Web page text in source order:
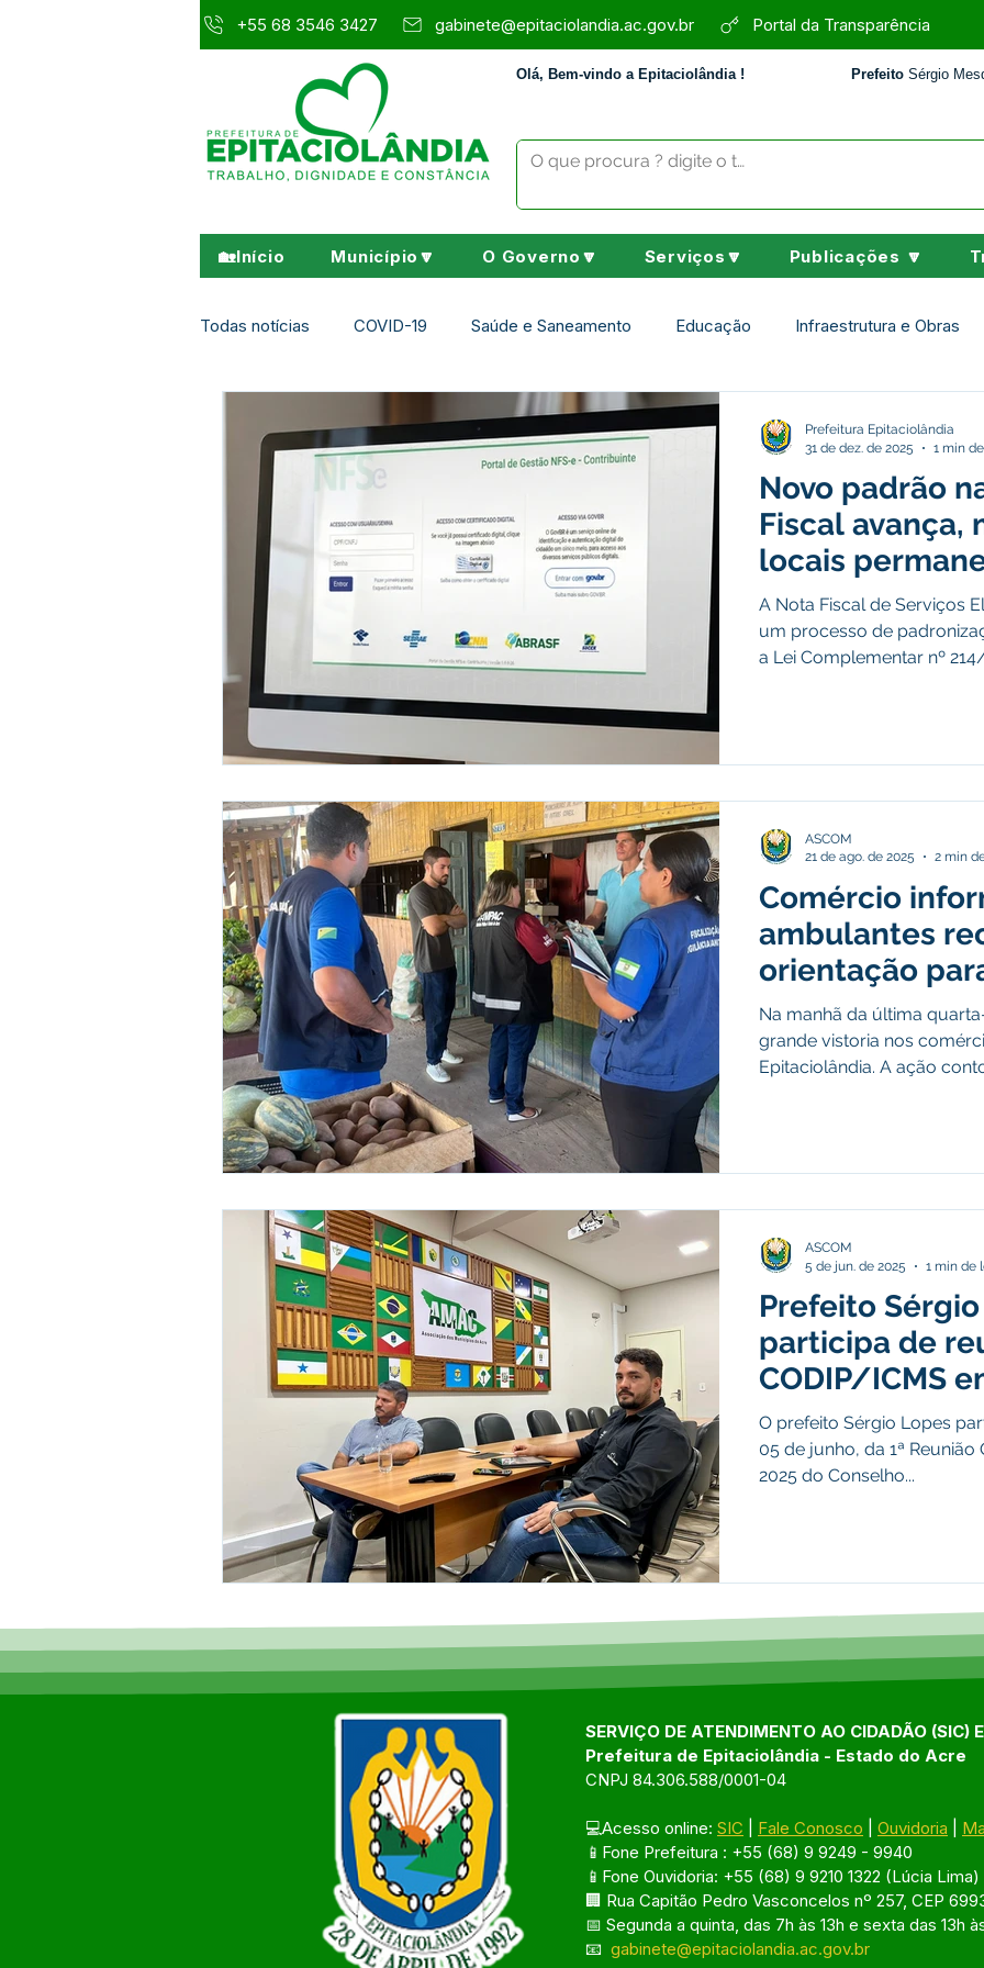
+55 68 3546 3427 gabinete@epitaciolandia.ac.gov.br Portal da Transparência
Olá, Bem-vindo a Epitaciolândia ! Prefeito Sérgio
🏡Início Município🔽 O Governo🔽 Serviços🔽 Publicações 🔽
Todas notícias COVID-19 Saúde e Saneamento Educação Infraestrutura e Obras
Assistência Social Desporto Cultura e Lazer
Administração e Finanças Políticas Públicas Campanhas
Datas Comemorativas Vacinômetro Dengue Turismo
Emendas Parlamentares Empreededorismo Meio Ambiente
Assistência Social Aviso INFRAESTRUTURA Cavalgada Semana Evangélica
desporte
Novo padrão
Fiscal avança,
locais
para usuários
A Nota Fiscal de Serviços
um processo de
a Lei Complementar nº
categorias empresariais e
entidades do
Prefeitura Epitaciolândia
31 de dez. de 2025
1 min
Comércio
ambulantes
orientação
da legalidade
Epitaciolândia
Na manhã da última
grande vistoria nos
Epitaciolândia. A ação
ASCOM
21 de ago. de 2025
2 min
Prefeito
participa de
CODIP/ICMS
O prefeito Sérgio Lopes
05 de junho, da 1ª
2025 do Conselho...
ASCOM
5 de jun. de 2025
1 min de
SERVIÇO DE ATENDIMENTO AO CIDADÃO (SIC)
Prefeitura de Epitaciolândia - Estado do Acre
CNPJ 84.306.588/0001-04
💻Acesso online: SIC Fale Conosco Ouvidoria
📱Fone Prefeitura : +55 (68) 9 9249 - 9940
📱Fone Ouvidoria: +55 (68) 9 9210 1322 (Lúcia Lima)
🏢 Rua Capitão Pedro Vasconcelos nº 257, CEP
📅 Segunda a quinta, das 7h às 13h e sexta das 13h
📧 gabinete@epitaciolandia.ac.gov.br